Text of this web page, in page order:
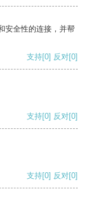
安全性的连接，并帮
支持[0] 反对[0]
支持[0] 反对[0]
支持[0] 反对[0]